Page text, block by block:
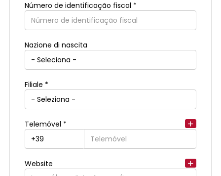
Endereço de residência
Número de identificação fiscal *
Nazione di nascita
Filiale *
Telemóvel *
Website